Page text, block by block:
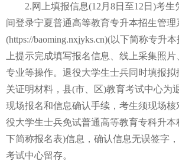
2.网上填报信息(12月8日至12日)考生
间登录宁夏普通高等教育专升本招生管理
(https://baoming.nxjyks.cn)(以下简称专升
上提示完成填写报名信息、线上采集照
专业等操作。退役大学生士兵同时填报拟
关证明材料， 县(市、区)教育考试中心为
现场报名和信息确认手续，考生须现场核
役大学生士兵免试普通高等教育专科升本
下简称报名表)信息，确认信息无误签字
考试中心留存。